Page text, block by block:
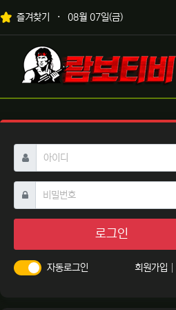
상단 네비
즐겨찾기 08월 07일(금)
메인 메뉴
로고
아이디 필수
비밀번호필수
로그인
자동로그인 회원가입